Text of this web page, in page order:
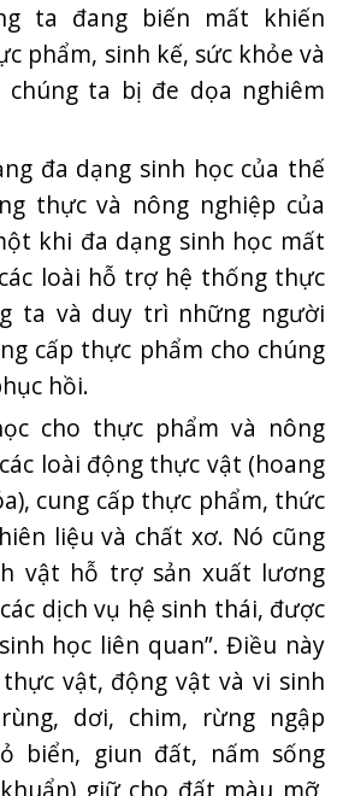
ta đang biến mất khiến
phẩm, sinh kế, sức khỏe và
ta bị đe dọa nghiêm
đa dạng sinh học của thế
thực và nông nghiệp của
khi đa dạng sinh học mất
loài hỗ trợ hệ thống thực
ta và duy trì những người
cấp thực phẩm cho chúng
hồi.
cho thực phẩm và nông
loài động thực vật (hoang
cung cấp thực phẩm, thức
liệu và chất xơ. Nó cũng
vật hỗ trợ sản xuất lương
dịch vụ hệ sinh thái, được
học liên quan”. Điều này
vật, động vật và vi sinh
dơi, chim, rừng ngập
biển, giun đất, nấm sống
giữ cho đất màu mỡ,